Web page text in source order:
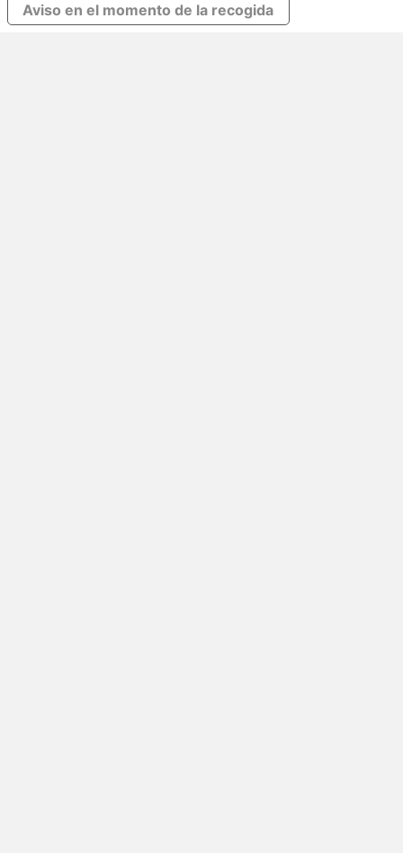
Aviso en el momento de la recogida